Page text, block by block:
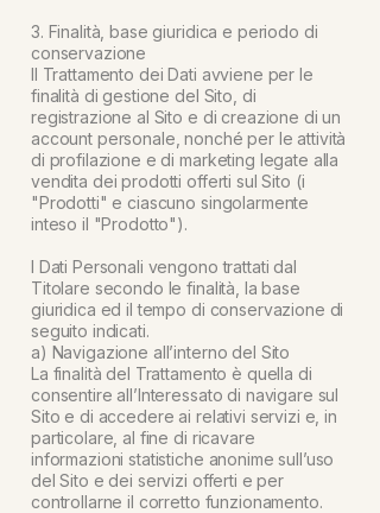
3. Finalità, base giuridica e periodo di
conservazione
Il Trattamento dei Dati avviene per le
finalità di gestione del Sito, di
registrazione al Sito e di creazione di un
account personale, nonché per le attività
di profilazione e di marketing legate alla
vendita dei prodotti offerti sul Sito (i
"Prodotti" e ciascuno singolarmente
inteso il "Prodotto").
I Dati Personali vengono trattati dal
Titolare secondo le finalità, la base
giuridica ed il tempo di conservazione di
seguito indicati.
a) Navigazione all’interno del Sito
La finalità del Trattamento è quella di
consentire all’Interessato di navigare sul
Sito e di accedere ai relativi servizi e, in
particolare, al fine di ricavare
informazioni statistiche anonime sull’uso
del Sito e dei servizi offerti e per
controllarne il corretto funzionamento.